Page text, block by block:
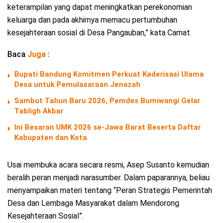
keterampilan yang dapat meningkatkan perekonomian
keluarga dan pada akhirnya memacu pertumbuhan
kesejahteraan sosial di Desa Pangauban,” kata Camat.
Baca Juga :
Bupati Bandung Komitmen Perkuat Kaderisasi Ulama
Desa untuk Pemulasaraan Jenazah
Sambut Tahun Baru 2026, Pemdes Bumiwangi Gelar
Tabligh Akbar
Ini Besaran UMK 2026 se-Jawa Barat Beserta Daftar
Kabupaten dan Kota
Usai membuka acara secara resmi, Asep Susanto kemudian
beralih peran menjadi narasumber. Dalam paparannya, beliau
menyampaikan materi tentang “Peran Strategis Pemerintah
Desa dan Lembaga Masyarakat dalam Mendorong
Kesejahteraan Sosial”.